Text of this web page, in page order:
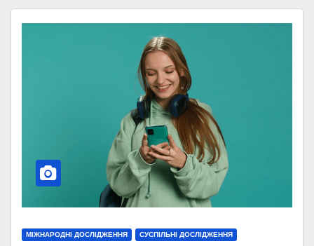
МІЖНАРОДНІ ДОСЛІДЖЕННЯ СУСПІЛЬНІ ДОСЛІДЖЕННЯ